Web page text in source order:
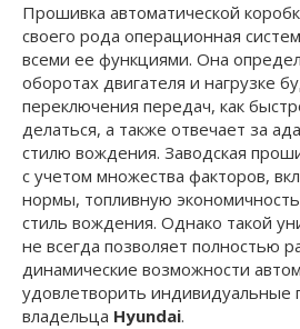
Прошивка автоматической
своего рода операционная
всеми ее функциями. Она
оборотах двигателя и нагрузке
переключения передач, как
делаться, а также отвечает за
стилю вождения. Заводская
с учетом множества факторов,
нормы, топливную
стиль вождения. Однако такой
не всегда позволяет полностью
динамические возможности
удовлетворить индивидуальные
владельца Hyundai.